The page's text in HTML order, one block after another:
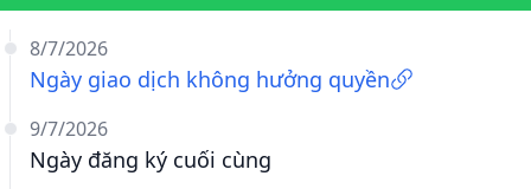
8/7/2026
Ngày giao dịch không hưởng quyền
9/7/2026
Ngày đăng ký cuối cùng